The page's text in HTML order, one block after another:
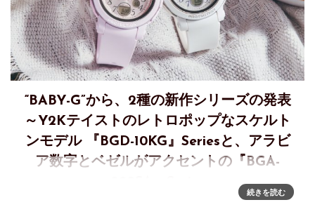
“BABY-G”から、2種の新作シリーズの発表
～Y2Kテイストのレトロポップなスケルト
ンモデル 『BGD-10KG』Seriesと、アラビ
ア数字とベゼルがアクセントの『BGA-
続きを読む